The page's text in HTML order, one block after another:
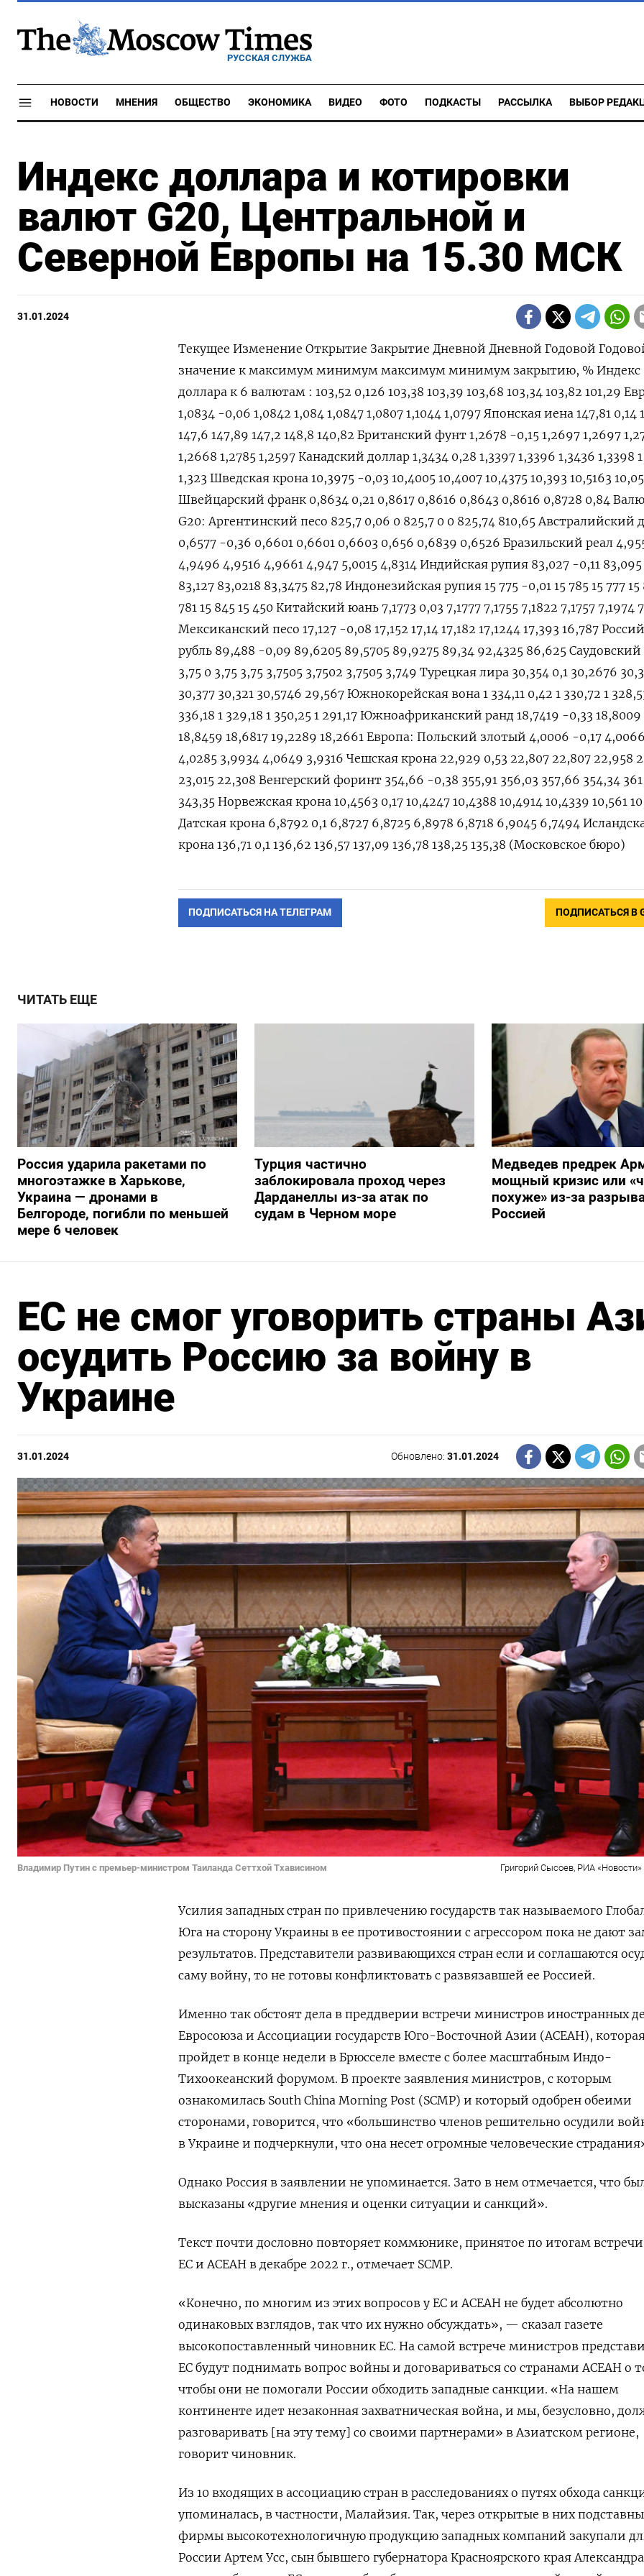
РУССКАЯ СЛУЖБА
НОВОСТИ МНЕНИЯ ОБЩЕСТВО ЭКОНОМИКА ВИДЕО ФОТО ПОДКАСТЫ РАССЫЛКА ВЫБОР
Индекс доллара и котировки
валют G20, Центральной и
Северной Европы на 15.30 МСК
31.01.2024
Текущее Изменение Открытие Закрытие Дневной Дневной Годовой
значение к максимум минимум максимум минимум закрытию, % Индекс
доллара к 6 валютам : 103,52 0,126 103,38 103,39 103,68 103,34 103,82 101,29
1,0834 -0,06 1,0842 1,084 1,0847 1,0807 1,1044 1,0797 Японская иена 147,81 0,14
147,6 147,89 147,2 148,8 140,82 Британский фунт 1,2678 -0,15 1,2697 1,2697
1,2668 1,2785 1,2597 Канадский доллар 1,3434 0,28 1,3397 1,3396 1,3436 1,3398
1,323 Шведская крона 10,3975 -0,03 10,4005 10,4007 10,4375 10,393 10,5163
Швейцарский франк 0,8634 0,21 0,8617 0,8616 0,8643 0,8616 0,8728 0,84
G20: Аргентинский песо 825,7 0,06 0 825,7 0 0 825,74 810,65 Австралийский
0,6577 -0,36 0,6601 0,6601 0,6603 0,656 0,6839 0,6526 Бразильский реал
4,9496 4,9516 4,9661 4,947 5,0015 4,8314 Индийская рупия 83,027 -0,11 83,095
83,127 83,0218 83,3475 82,78 Индонезийская рупия 15 775 -0,01 15 785 15 777 15
781 15 845 15 450 Китайский юань 7,1773 0,03 7,1777 7,1755 7,1822 7,1757 7,1974
Мексиканский песо 17,127 -0,08 17,152 17,14 17,182 17,1244 17,393 16,787
рубль 89,488 -0,09 89,6205 89,5705 89,9275 89,34 92,4325 86,625
3,75 0 3,75 3,75 3,7505 3,7502 3,7505 3,749 Турецкая лира 30,354 0,1 30,2676
30,377 30,321 30,5746 29,567 Южнокорейская вона 1 334,11 0,42 1 330,72 1
336,18 1 329,18 1 350,25 1 291,17 Южноафриканский ранд 18,7419 -0,33 18,8009
18,8459 18,6817 19,2289 18,2661 Европа: Польский злотый 4,0006 -0,17
4,0285 3,9934 4,0649 3,9316 Чешская крона 22,929 0,53 22,807 22,807 22,958
23,015 22,308 Венгерский форинт 354,66 -0,38 355,91 356,03 357,66 354,34
343,35 Норвежская крона 10,4563 0,17 10,4247 10,4388 10,4914 10,4339 10,561
Датская крона 6,8792 0,1 6,8727 6,8725 6,8978 6,8718 6,9045 6,7494
крона 136,71 0,1 136,62 136,57 137,09 136,78 138,25 135,38 (Московское бюро)
ПОДПИСАТЬСЯ НА ТЕЛЕГРАМ ПОДПИСАТЬСЯ В
ЧИТАТЬ ЕЩЕ
Россия ударила ракетами по
многоэтажке в Харькове,
Украина — дронами в
Белгороде, погибли по меньшей
мере 6 человек
Турция частично
заблокировала проход через
Дарданеллы из-за атак по
судам в Черном море
Медведев предрек
мощный кризис или
похуже» из-за
Россией
ЕС не смог уговорить страны
осудить Россию за войну в
Украине
31.01.2024 Обновлено:31.01.2024
Владимир Путин с премьер-министром Таиланда Сеттхой Тхависином Григорий Сысоев, РИА
Усилия западных стран по привлечению государств так называемого
Юга на сторону Украины в ее противостоянии с агрессором пока не дают
результатов. Представители развивающихся стран если и соглашаются
саму войну, то не готовы конфликтовать с развязавшей ее Россией.
Именно так обстоят дела в преддверии встречи министров иностранных
Евросоюза и Ассоциации государств Юго-Восточной Азии (АСЕАН),
пройдет в конце недели в Брюсселе вместе с более масштабным Индо-
Тихоокеанский форумом. В проекте заявления министров, с которым
ознакомилась South China Morning Post (SCMP) и который одобрен обеими
сторонами, говорится, что «большинство членов решительно осудили
в Украине и подчеркнули, что она несет огромные человеческие
Однако Россия в заявлении не упоминается. Зато в нем отмечается, что
высказаны «другие мнения и оценки ситуации и санкций».
Текст почти дословно повторяет коммюнике, принятое по итогам встречи
ЕС и АСЕАН в декабре 2022 г., отмечает SCMP.
«Конечно, по многим из этих вопросов у ЕС и АСЕАН не будет абсолютно
одинаковых взглядов, так что их нужно обсуждать», — сказал газете
высокопоставленный чиновник ЕС. На самой встрече министров
ЕС будут поднимать вопрос войны и договариваться со странами АСЕАН о
чтобы они не помогали России обходить западные санкции. «На нашем
континенте идет незаконная захватническая война, и мы, безусловно,
разговаривать [на эту тему] со своими партнерами» в Азиатском регионе,
говорит чиновник.
Из 10 входящих в ассоциацию стран в расследованиях о путях обхода
упоминалась, в частности, Малайзия. Так, через открытые в них
фирмы высокотехнологичную продукцию западных компаний закупали
России Артем Усс, сын бывшего губернатора Красноярского края Александра